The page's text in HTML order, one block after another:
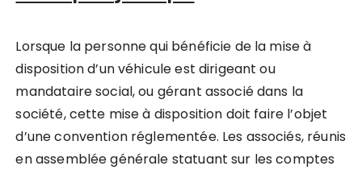
Lorsque la personne qui bénéficie de la mise à
disposition d’un véhicule est dirigeant ou
mandataire social, ou gérant associé dans la
société, cette mise à disposition doit faire l’objet
d’une convention réglementée. Les associés, réunis
en assemblée générale statuant sur les comptes